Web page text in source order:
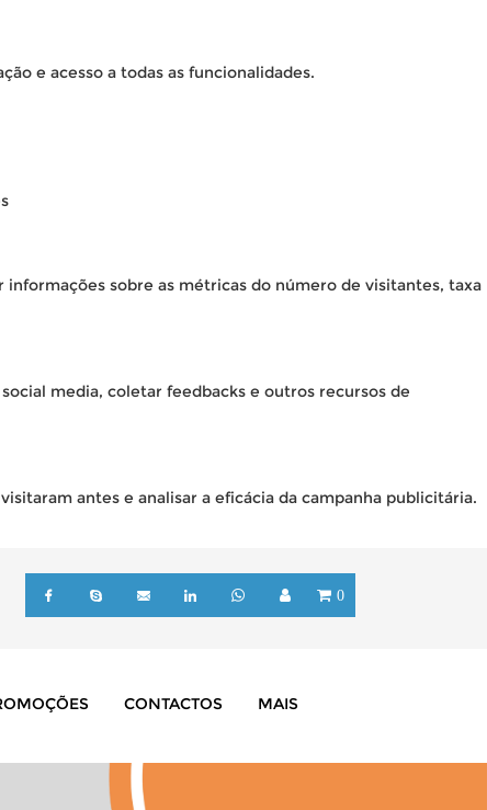
e acesso a todas as funcionalidades.
sobre as métricas do número de visitantes, taxa
media, coletar feedbacks e outros recursos de
antes e analisar a eficácia da campanha publicitária.
0
CONTACTOS MAIS